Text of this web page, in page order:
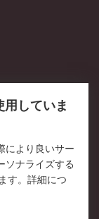
トサイト
していま
により良いサー
ソナライズする
す。詳細につ